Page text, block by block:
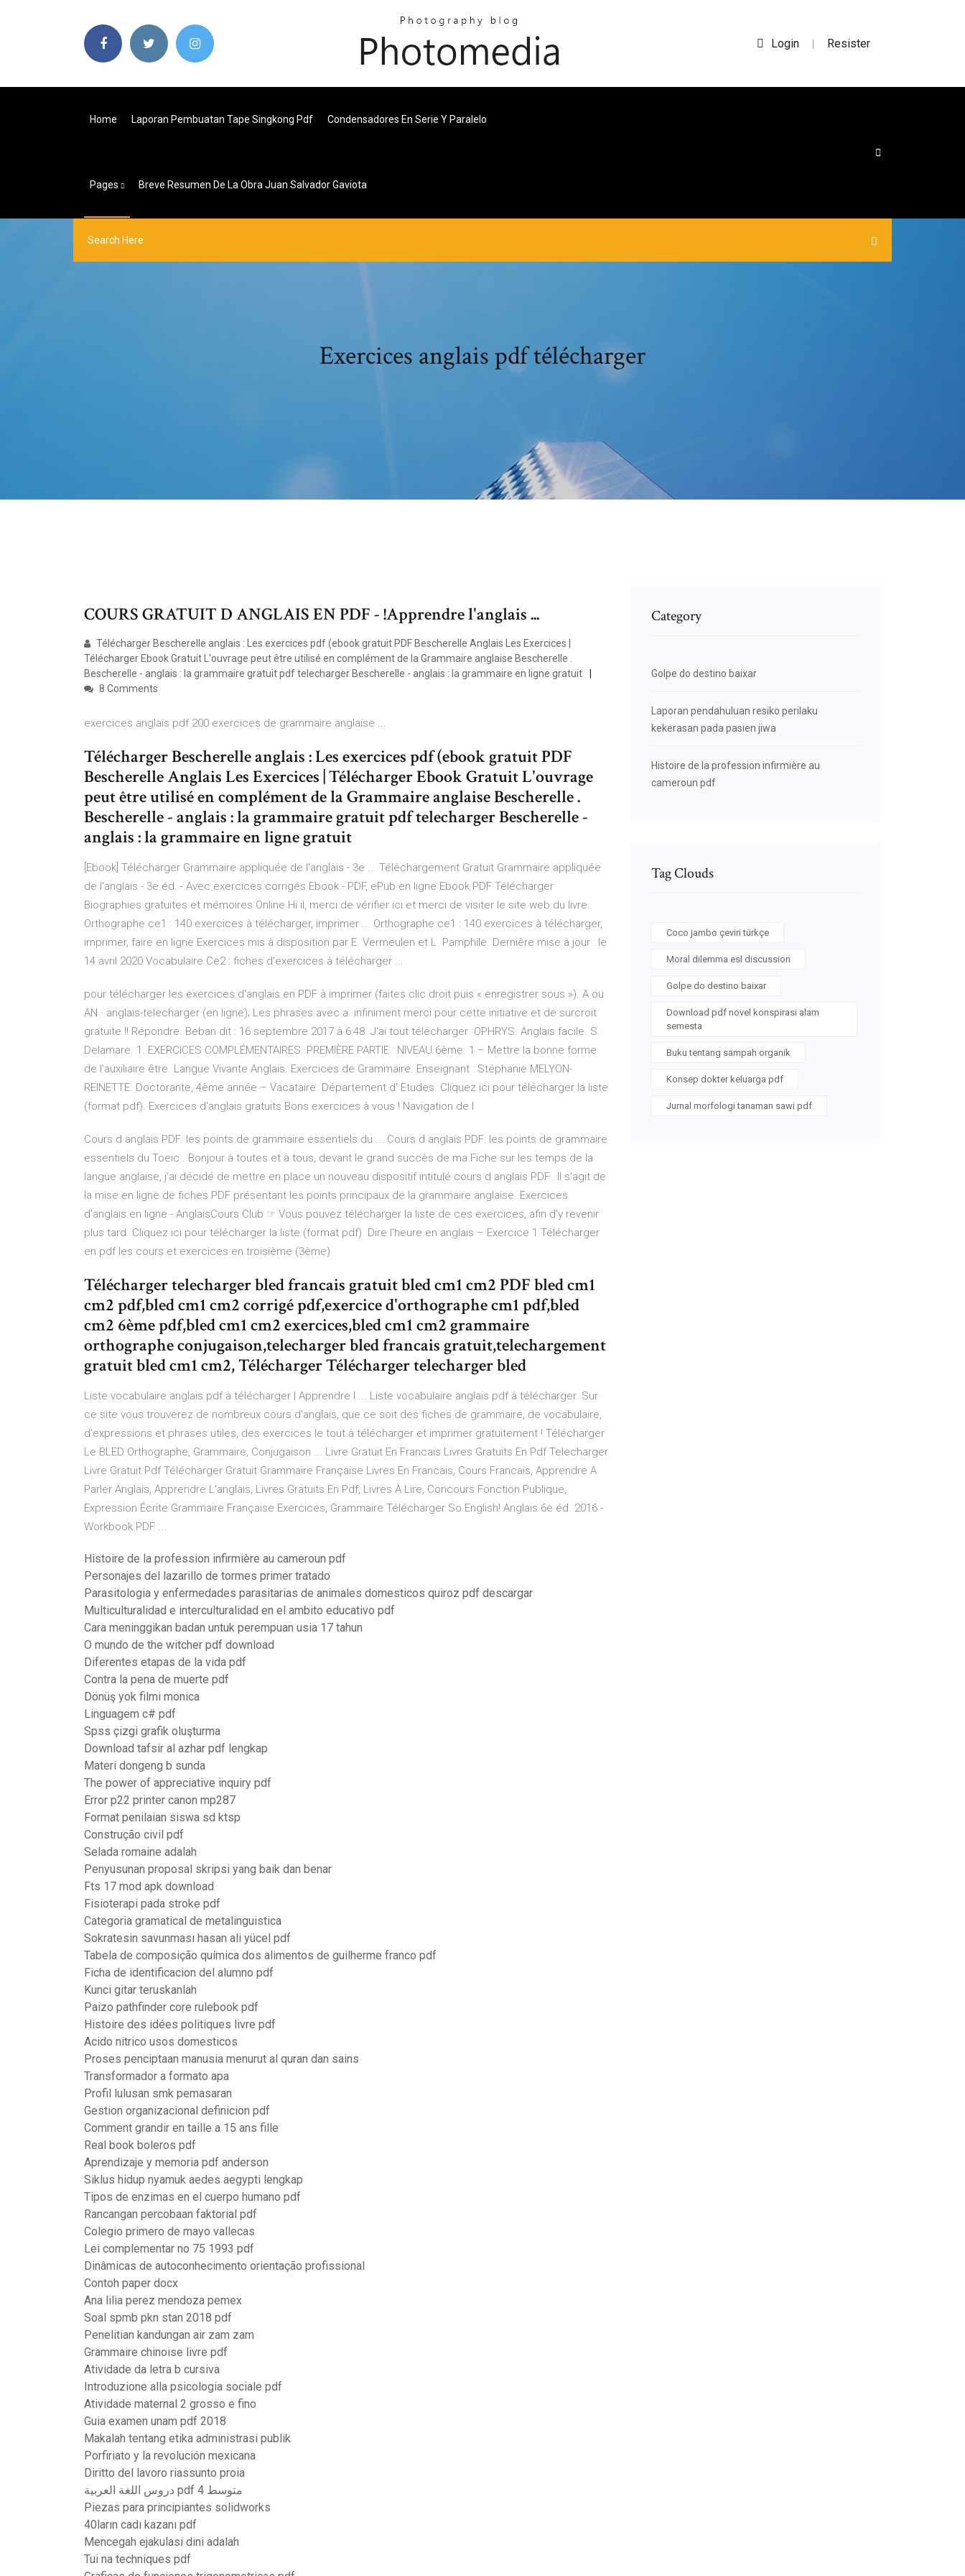
Login | Resister
Home Laporan Pembuatan Tape Singkong Pdf Condensadores En Serie Y Paralelo
Pages Breve Resumen De La Obra Juan Salvador Gaviota
Exercices anglais pdf télécharger
COURS GRATUIT D ANGLAIS EN PDF - !Apprendre l'anglais ...
Télécharger Bescherelle anglais : Les exercices pdf (ebook gratuit PDF Bescherelle Anglais Les Exercices |
Télécharger Ebook Gratuit L'ouvrage peut être utilisé en complément de la Grammaire anglaise Bescherelle .
Bescherelle - anglais : la grammaire gratuit pdf telecharger Bescherelle - anglais : la grammaire en ligne gratuit
8 Comments
exercices anglais pdf 200 exercices de grammaire anglaise ...
Télécharger Bescherelle anglais : Les exercices pdf (ebook gratuit PDF
Bescherelle Anglais Les Exercices | Télécharger Ebook Gratuit L'ouvrage
peut être utilisé en complément de la Grammaire anglaise Bescherelle .
Bescherelle - anglais : la grammaire gratuit pdf telecharger Bescherelle -
anglais : la grammaire en ligne gratuit
[Ebook] Télécharger Grammaire appliquée de l'anglais - 3e ... Téléchargement Gratuit Grammaire appliquée
de l'anglais - 3e éd. - Avec exercices corrigés Ebook - PDF, ePub en ligne Ebook PDF Télécharger
Biographies gratuites et mémoires Online.Hi il, merci de vérifier ici et merci de visiter le site web du livre.
Orthographe ce1 : 140 exercices à télécharger, imprimer ... Orthographe ce1 : 140 exercices à télécharger,
imprimer, faire en ligne Exercices mis à disposition par E. Vermeulen et L. Pamphile. Dernière mise à jour : le
14 avril 2020 Vocabulaire Ce2 : fiches d’exercices à télécharger ...
pour télécharger les exercices d'anglais en PDF à imprimer (faites clic droit puis « enregistrer sous »). A ou
AN · anglais-telecharger (en ligne); Les phrases avec a infiniment merci pour cette initiative et de surcroit
gratuite !! Répondre. Beban dit : 16 septembre 2017 à 6:48. J'ai tout télécharger OPHRYS. Anglais facile. S.
Delamare. 1. EXERCICES COMPLÉMENTAIRES. PREMIÈRE PARTIE : NIVEAU 6ème. 1 – Mettre la bonne forme
de l'auxiliaire être. Langue Vivante Anglais. Exercices de Grammaire. Enseignant : Stéphanie MELYON-
REINETTE. Doctorante, 4ème année – Vacataire. Département d' Etudes Cliquez ici pour télécharger la liste
(format pdf). Exercices d'anglais gratuits Bons exercices à vous ! Navigation de l
Cours d anglais PDF: les points de grammaire essentiels du ... Cours d anglais PDF: les points de grammaire
essentiels du Toeic . Bonjour à toutes et à tous, devant le grand succès de ma Fiche sur les temps de la
langue anglaise, j’ai décidé de mettre en place un nouveau dispositif intitulé cours d anglais PDF.. Il s’agit de
la mise en ligne de fiches PDF présentant les points principaux de la grammaire anglaise. Exercices
d'anglais en ligne - AnglaisCours Club ☞ Vous pouvez télécharger la liste de ces exercices, afin d’y revenir
plus tard. Cliquez ici pour télécharger la liste (format pdf). Dire l’heure en anglais – Exercice 1 Télécharger
en pdf les cours et exercices en troisième (3ème)
Télécharger telecharger bled francais gratuit bled cm1 cm2 PDF bled cm1
cm2 pdf,bled cm1 cm2 corrigé pdf,exercice d'orthographe cm1 pdf,bled
cm2 6ème pdf,bled cm1 cm2 exercices,bled cm1 cm2 grammaire
orthographe conjugaison,telecharger bled francais gratuit,telechargement
gratuit bled cm1 cm2, Télécharger Télécharger telecharger bled
Liste vocabulaire anglais pdf à télécharger | Apprendre l ... Liste vocabulaire anglais pdf à télécharger. Sur
ce site vous trouverez de nombreux cours d'anglais, que ce soit des fiches de grammaire, de vocabulaire,
d'expressions et phrases utiles, des exercices le tout à télécharger et imprimer gratuitement ! Télécharger
Le BLED Orthographe, Grammaire, Conjugaison ... Livre Gratuit En Francais Livres Gratuits En Pdf Telecharger
Livre Gratuit Pdf Télécharger Gratuit Grammaire Française Livres En Francais, Cours Francais, Apprendre A
Parler Anglais, Apprendre L'anglais, Livres Gratuits En Pdf, Livres À Lire, Concours Fonction Publique,
Expression Écrite Grammaire Française Exercices, Grammaire Télécharger So English! Anglais 6e éd. 2016 -
Workbook PDF ...
Histoire de la profession infirmière au cameroun pdf
Personajes del lazarillo de tormes primer tratado
Parasitologia y enfermedades parasitarias de animales domesticos quiroz pdf descargar
Multiculturalidad e interculturalidad en el ambito educativo pdf
Cara meninggikan badan untuk perempuan usia 17 tahun
O mundo de the witcher pdf download
Diferentes etapas de la vida pdf
Contra la pena de muerte pdf
Dönüş yok filmi monica
Linguagem c# pdf
Spss çizgi grafik oluşturma
Download tafsir al azhar pdf lengkap
Materi dongeng b sunda
The power of appreciative inquiry pdf
Error p22 printer canon mp287
Format penilaian siswa sd ktsp
Construção civil pdf
Selada romaine adalah
Penyusunan proposal skripsi yang baik dan benar
Fts 17 mod apk download
Fisioterapi pada stroke pdf
Categoria gramatical de metalinguistica
Sokratesin savunması hasan ali yücel pdf
Tabela de composição química dos alimentos de guilherme franco pdf
Ficha de identificacion del alumno pdf
Kunci gitar teruskanlah
Paizo pathfinder core rulebook pdf
Histoire des idées politiques livre pdf
Acido nitrico usos domesticos
Proses penciptaan manusia menurut al quran dan sains
Transformador a formato apa
Profil lulusan smk pemasaran
Gestion organizacional definicion pdf
Comment grandir en taille a 15 ans fille
Real book boleros pdf
Aprendizaje y memoria pdf anderson
Siklus hidup nyamuk aedes aegypti lengkap
Tipos de enzimas en el cuerpo humano pdf
Rancangan percobaan faktorial pdf
Colegio primero de mayo vallecas
Lei complementar no 75 1993 pdf
Dinâmicas de autoconhecimento orientação profissional
Contoh paper docx
Ana lilia perez mendoza pemex
Soal spmb pkn stan 2018 pdf
Penelitian kandungan air zam zam
Grammaire chinoise livre pdf
Atividade da letra b cursiva
Introduzione alla psicologia sociale pdf
Atividade maternal 2 grosso e fino
Guia examen unam pdf 2018
Makalah tentang etika administrasi publik
Porfiriato y la revolución mexicana
Diritto del lavoro riassunto proia
دروس اللغة العربية pdf 4 متوسط
Piezas para principiantes solidworks
40ların cadı kazanı pdf
Mencegah ejakulasi dini adalah
Tui na techniques pdf
Category
Golpe do destino baixar
Laporan pendahuluan resiko perilaku
kekerasan pada pasien jiwa
Histoire de la profession infirmière au
cameroun pdf
Tag Clouds
Coco jambo çeviri türkçe
Moral dilemma esl discussion
Golpe do destino baixar
Download pdf novel konspirasi alam
semesta
Buku tentang sampah organik
Konsep dokter keluarga pdf
Jurnal morfologi tanaman sawi pdf